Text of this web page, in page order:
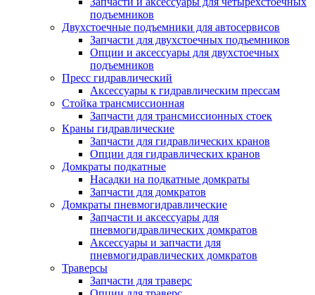
подъемников
Двухстоечные подъемники для автосервисов
Запчасти для двухстоечных подъемников
Опции и аксессуары для двухстоечных
подъемников
Пресс гидравлический
Аксессуары к гидравлическим прессам
Стойка трансмиссионная
Запчасти для трансмиссионных стоек
Краны гидравлические
Запчасти для гидравлических кранов
Опции для гидравлических кранов
Домкраты подкатные
Насадки на подкатные домкраты
Запчасти для домкратов
Домкраты пневмогидравлические
Запчасти и аксессуары для
пневмогидравлических домкратов
Аксессуары и запчасти для
пневмогидравлических домкратов
Траверсы
Запчасти для траверс